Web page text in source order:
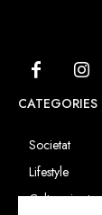
CATEGORIES
Societat
Lifestyle
Cultura i art